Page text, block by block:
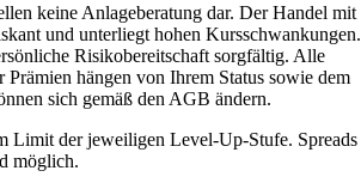
keine Anlageberatung dar. Der Handel mit
und unterliegt hohen Kursschwankungen.
Risikobereitschaft sorgfältig. Alle
Prämien hängen von Ihrem Status sowie dem
sich gemäß den AGB ändern.
Limit der jeweiligen Level-Up-Stufe. Spreads
möglich.